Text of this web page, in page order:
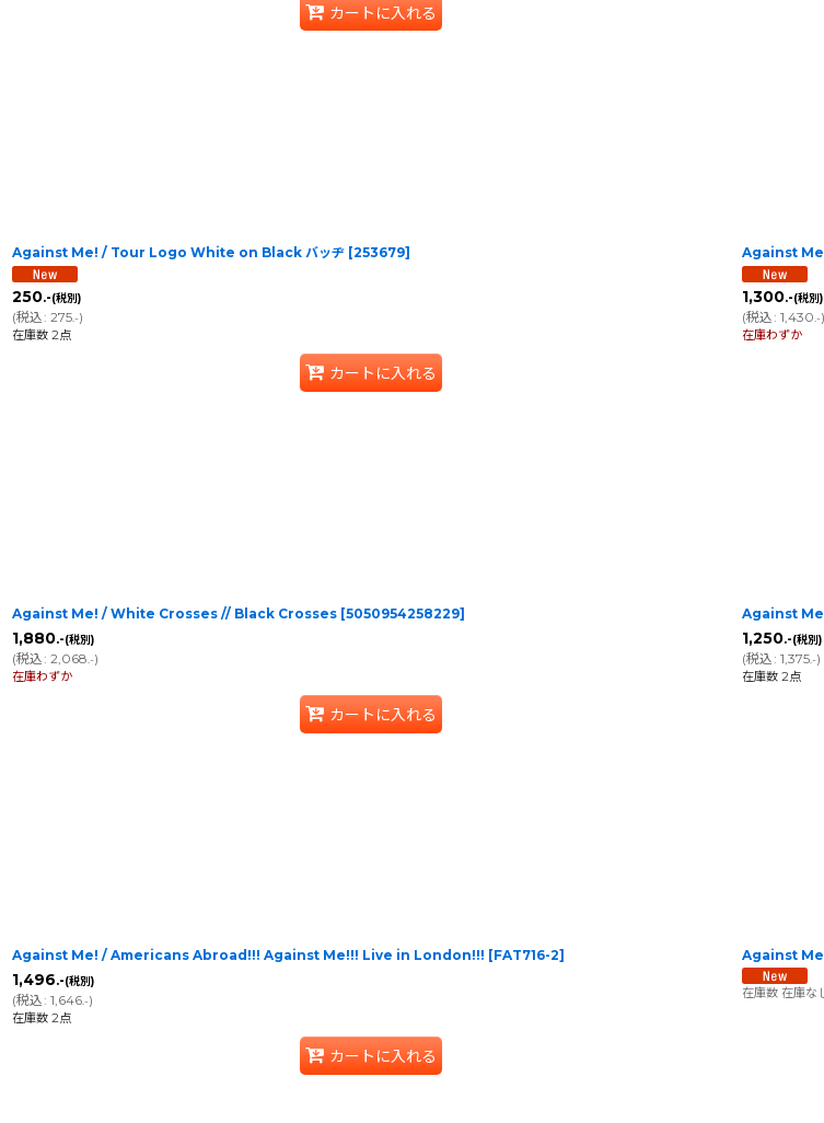
カートに入れる
Against Me! / Tour Logo White on Black バッヂ [253679]
250.-(税別)
(税込: 275.-)
在庫数 2点
カートに入れる
Against
1,300.-(税別)
(税込: 1,430.-)
在庫わずか
Against Me! / White Crosses // Black Crosses [5050954258229]
1,880.-(税別)
(税込: 2,068.-)
在庫わずか
カートに入れる
Against
1,250.-(税別)
(税込: 1,375.-)
在庫数 2点
Against Me! / Americans Abroad!!! Against Me!!! Live in London!!! [FAT716-2]
1,496.-(税別)
(税込: 1,646.-)
在庫数 2点
カートに入れる
Against
在庫数 在庫な